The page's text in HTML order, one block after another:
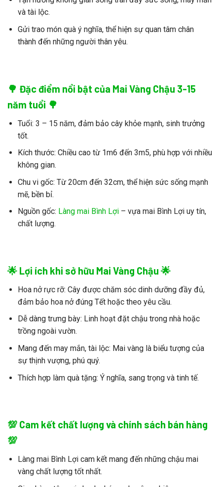
và tài lộc.
Gửi trao món quà ý nghĩa, thể hiện sự quan tâm chân
thành đến những người thân yêu.
🌳 Đặc điểm nổi bật của Mai Vàng Chậu 3-15
năm tuổi 🌳
Tuổi: 3 – 15 năm, đảm bảo cây khỏe mạnh, sinh trưởng
tốt.
Kích thước: Chiều cao từ 1m6 đến 3m5, phù hợp với nhiều
không gian.
Chu vi gốc: Từ 20cm đến 32cm, thể hiện sức sống mạnh
mẽ, bền bỉ.
Nguồn gốc: Làng mai Bình Lợi– vựa mai Bình Lợiuy tín,
chất lượng.
🌟 Lợi ích khi sở hữu Mai Vàng Chậu 🌟
Hoa nở rực rỡ: Cây được chăm sóc dinh dưỡng đầy đủ,
đảm bảo hoa nở đúng Tết hoặc theo yêu cầu.
Dễ dàng trưng bày: Linh hoạt đặt chậu trong nhà hoặc
trồng ngoài vườn.
Mang đến may mắn, tài lộc: Mai vànglà biểu tượng của
sự thịnh vượng, phú quý.
Thích hợp làm quà tặng: Ý nghĩa, sang trọng và tinh tế.
💯 Cam kết chất lượng và chính sách bán hàng
💯
Làng mai Bình Lợicam kết mang đến những chậu mai
vàngchất lượng tốt nhất.